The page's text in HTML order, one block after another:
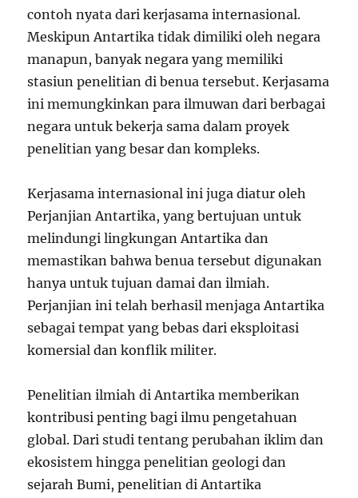
contoh nyata dari kerjasama internasional.
Meskipun Antartika tidak dimiliki oleh negara
manapun, banyak negara yang memiliki
stasiun penelitian di benua tersebut. Kerjasama
ini memungkinkan para ilmuwan dari berbagai
negara untuk bekerja sama dalam proyek
penelitian yang besar dan kompleks.
Kerjasama internasional ini juga diatur oleh
Perjanjian Antartika, yang bertujuan untuk
melindungi lingkungan Antartika dan
memastikan bahwa benua tersebut digunakan
hanya untuk tujuan damai dan ilmiah.
Perjanjian ini telah berhasil menjaga Antartika
sebagai tempat yang bebas dari eksploitasi
komersial dan konflik militer.
Penelitian ilmiah di Antartika memberikan
kontribusi penting bagi ilmu pengetahuan
global. Dari studi tentang perubahan iklim dan
ekosistem hingga penelitian geologi dan
sejarah Bumi, penelitian di Antartika